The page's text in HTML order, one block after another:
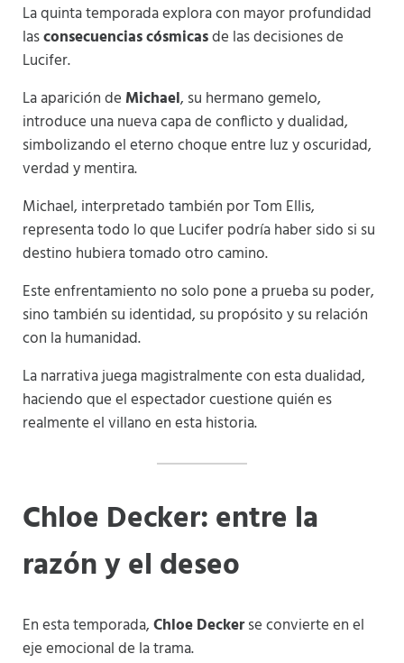
La quinta temporada explora con mayor profundidad
lasconsecuencias cósmicasde las decisiones de
Lucifer.
La aparición de Michael, su hermano gemelo,
introduce una nueva capa de conflicto y dualidad,
simbolizando el eterno choque entre luz y oscuridad,
verdad y mentira.
Michael, interpretado también por Tom Ellis,
representa todo lo que Lucifer podría haber sido si su
destino hubiera tomado otro camino.
Este enfrentamiento no solo pone a prueba su poder,
sino también su identidad, su propósito y su relación
con la humanidad.
La narrativa juega magistralmente con esta dualidad,
haciendo que el espectador cuestione quién es
realmente el villano en esta historia.
Chloe Decker: entre la
razón y el deseo
En esta temporada,Chloe Deckerse convierte en el
eje emocional de la trama.